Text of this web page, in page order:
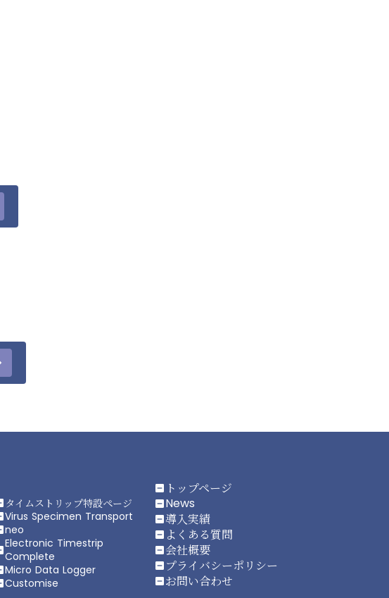
タイムストリップ特設ページ
Virus Specimen Transport
neo
Electronic Timestrip
Complete
Micro Data Logger
Customise
indeterminate_check_box トップページ
indeterminate_check_boxNews
indeterminate_check_box導入実績
indeterminate_check_box よくある質問
indeterminate_check_box会社概要
indeterminate_check_box プライバシーポリシー
indeterminate_check_boxお問い合わせ